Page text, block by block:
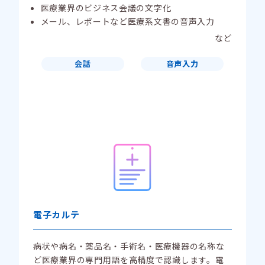
医療業界のビジネス会議の文字化
メール、レポートなど医療系文書の音声入力
など
会話 音声入力
電子カルテ
病状や病名・薬品名・手術名・医療機器の名称な
ど医療業界の専門用語を高精度で認識します。電